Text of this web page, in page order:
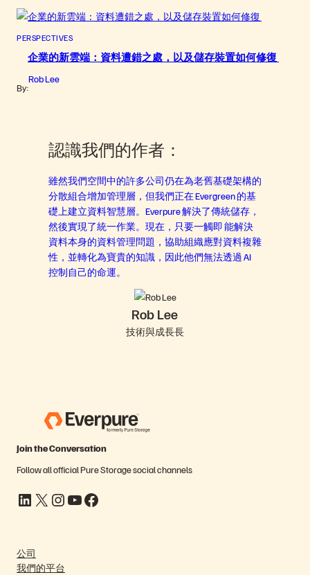
PERSPECTIVES
企業的新雲端：資料遭錯之處，以及儲存裝置如何修復
By:
Rob Lee
認識我們的作者：
雖然我們空間中的許多公司仍在為老舊基礎架構的
分散組合增加管理層，但我們正在 Evergreen 的基
礎上建立資料智慧層。Everpure 解決了傳統儲存，
然後實現了統一作業。現在，只要一觸即 能解決
資料本身的資料管理問題，協助組織應對資料複雜
性，並轉化為寶貴的知識，因此他們無法透過 AI
控制自己的命運。
Rob Lee
技術與成長長
Join the Conversation
Follow all official Pure Storage social channels
LinkedIn X Instagram YouTube Facebook
公司
我們的平台